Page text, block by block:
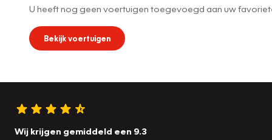
U heeft nog geen voertuigen toegevoegd aan uw
Bekijk voertuigen
Wij krijgen gemiddeld een 9.3